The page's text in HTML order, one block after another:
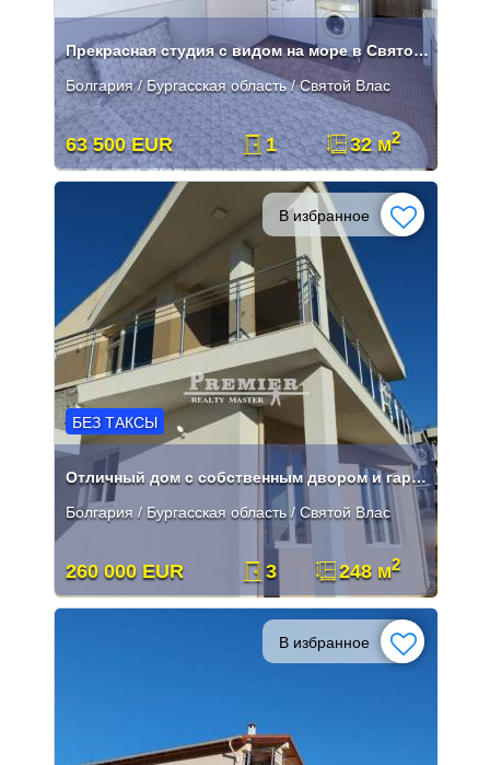
Прекрасная студия с видом на море в Святом Власе
Болгария / Бургасская область / Святой Влас
63 500 EUR 1 32 м2
В избранное
БЕЗ ТАКСЫ
Отличный дом с собственным двором и гаражом в Святом Власе
Болгария / Бургасская область / Святой Влас
260 000 EUR 3 248 м2
В избранное